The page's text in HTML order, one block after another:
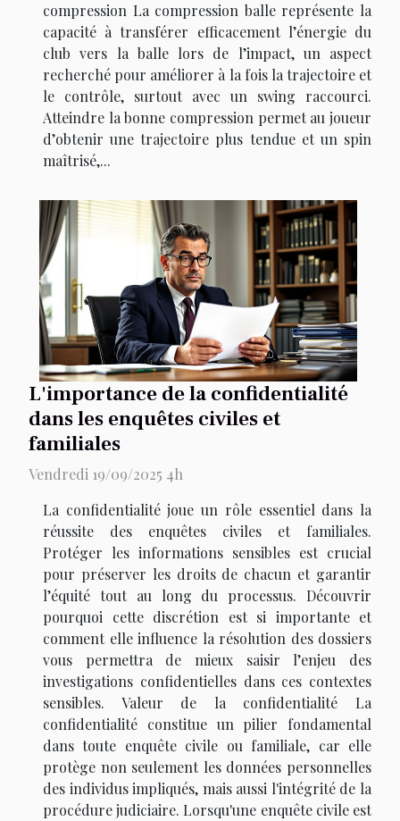
compression La compression balle représente la
capacité à transférer efficacement l’énergie du
club vers la balle lors de l’impact, un aspect
recherché pour améliorer à la fois la trajectoire et
le contrôle, surtout avec un swing raccourci.
Atteindre la bonne compression permet au joueur
d’obtenir une trajectoire plus tendue et un spin
maîtrisé,...
L'importance de la confidentialité
dans les enquêtes civiles et
familiales
Vendredi 19/09/2025 4h
La confidentialité joue un rôle essentiel dans la
réussite des enquêtes civiles et familiales.
Protéger les informations sensibles est crucial
pour préserver les droits de chacun et garantir
l’équité tout au long du processus. Découvrir
pourquoi cette discrétion est si importante et
comment elle influence la résolution des dossiers
vous permettra de mieux saisir l’enjeu des
investigations confidentielles dans ces contextes
sensibles. Valeur de la confidentialité La
confidentialité constitue un pilier fondamental
dans toute enquête civile ou familiale, car elle
protège non seulement les données personnelles
des individus impliqués, mais aussi l'intégrité de la
procédure judiciaire. Lorsqu'une enquête civile est